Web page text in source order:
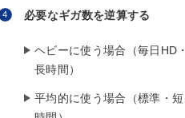
必要なギガ数を逆算する
ヘビーに使う場合（毎日HD・
長時間）
平均的に使う場合（標準・短